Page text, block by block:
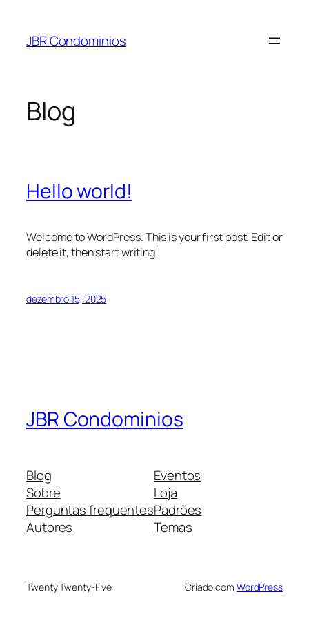
JBR Condominios
Blog
Hello world!
Welcome to WordPress. This is your first post. Edit or
delete it, then start writing!
dezembro 15, 2025
JBR Condominios
Blog
Sobre
Perguntas frequentes
Autores
Eventos
Loja
Padrões
Temas
Twenty Twenty-Five Criado com WordPress